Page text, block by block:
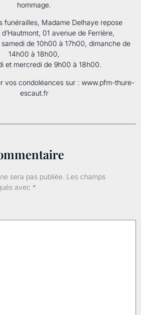
hommage.
funérailles, Madame Delhaye repose
01 avenue de Ferrière,
de 10h00 à 17h00, dimanche de
14h00 à 18h00,
et mercredi de 9h00 à 18h00.
vos condoléances sur : www.pfm-thure-
escaut.fr
sera pas publiée. Les champs
avec *